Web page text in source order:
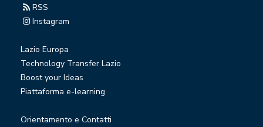
RSS
Instagram
Lazio Europa
Technology Transfer Lazio
Boost your Ideas
Piattaforma e-learning
Orientamento e Contatti